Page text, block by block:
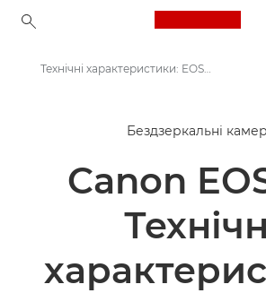
Цифрові камери
Камери Canon EOS RP
Технічні характеристики: EOS RP
Бездзеркальні
Canon